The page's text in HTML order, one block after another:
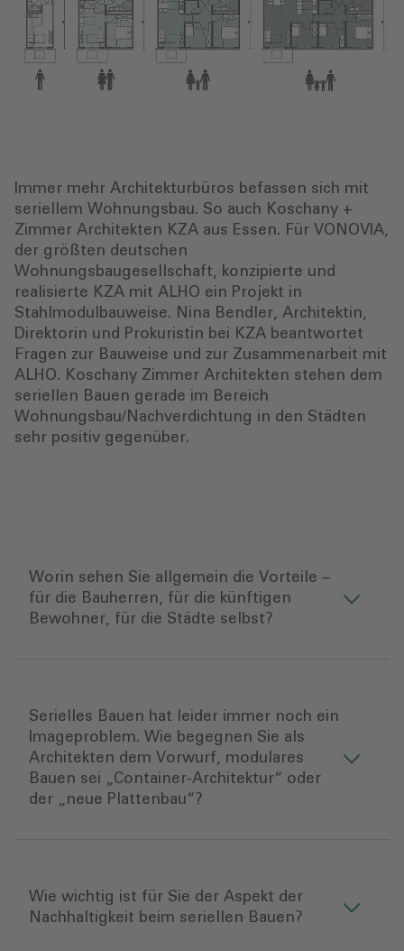
Immer mehr Architekturbüros befassen sich mit
seriellem Wohnungsbau. So auch Koschany +
Zimmer Architekten KZA aus Essen. Für VONOVIA,
der größten deutschen
Wohnungsbaugesellschaft, konzipierte und
realisierte KZA mit ALHO ein Projekt in
Stahlmodulbauweise. Nina Bendler, Architektin,
Direktorin und Prokuristin bei KZA beantwortet
Fragen zur Bauweise und zur Zusammenarbeit mit
ALHO. Koschany Zimmer Architekten stehen dem
seriellen Bauen gerade im Bereich
Wohnungsbau/Nachverdichtung in den Städten
sehr positiv gegenüber.
Worin sehen Sie allgemein die Vorteile –
für die Bauherren, für die künftigen
Bewohner, für die Städte selbst?
Serielles Bauen hat leider immer noch ein
Imageproblem. Wie begegnen Sie als
Architekten dem Vorwurf, modulares
Bauen sei „Container-Architektur“ oder
der „neue Plattenbau“?
Wie wichtig ist für Sie der Aspekt der
Nachhaltigkeit beim seriellen Bauen?